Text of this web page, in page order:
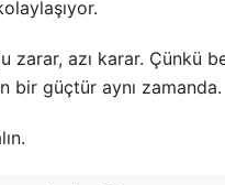
zarar, azı karar. Çünkü
bir güçtür aynı zamanda.